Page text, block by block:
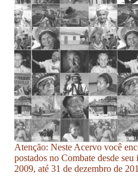
Atenção: Neste Acervo você
postados no Combate desde
2009, até 31 de dezembro de